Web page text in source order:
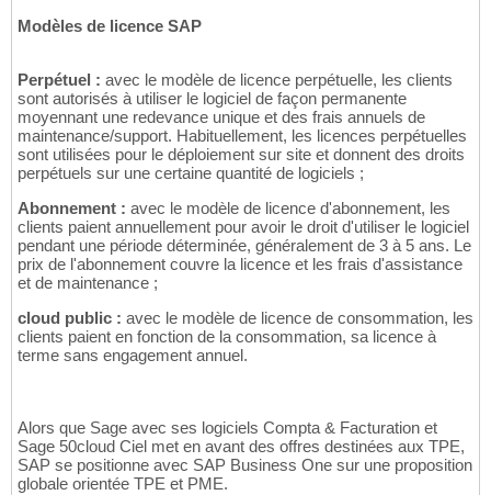
Modèles de licence SAP
Perpétuel : avec le modèle de licence perpétuelle, les clients
sont autorisés à utiliser le logiciel de façon permanente
moyennant une redevance unique et des frais annuels de
maintenance/support. Habituellement, les licences perpétuelles
sont utilisées pour le déploiement sur site et donnent des droits
perpétuels sur une certaine quantité de logiciels ;
Abonnement : avec le modèle de licence d'abonnement, les
clients paient annuellement pour avoir le droit d'utiliser le logiciel
pendant une période déterminée, généralement de 3 à 5 ans. Le
prix de l'abonnement couvre la licence et les frais d'assistance
et de maintenance ;
cloud public : avec le modèle de licence de consommation, les
clients paient en fonction de la consommation, sa licence à
terme sans engagement annuel.
Alors que Sage avec ses logiciels Compta & Facturation et
Sage 50cloud Ciel met en avant des offres destinées aux TPE,
SAP se positionne avec SAP Business One sur une proposition
globale orientée TPE et PME.